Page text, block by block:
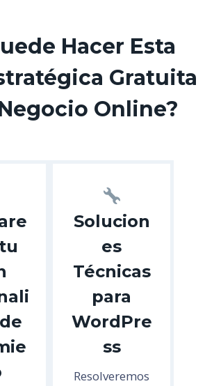
Hacer Esta
Gratuita
Online?
Solucion
es
Técnicas
para
WordPre
ss
Resolveremos